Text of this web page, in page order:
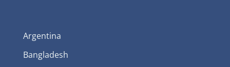
Argentina
Bangladesh